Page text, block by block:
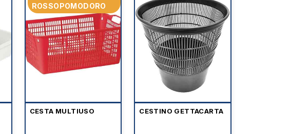
ROSSOPOMODORO
CESTA MULTIUSO CESTINO GETTACARTA